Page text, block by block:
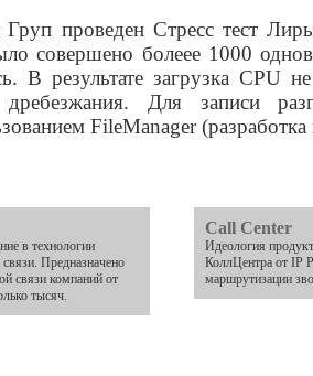
проведен Стресс тест
совершено болеее 1000
В результате загрузка CPU
Для записи
FileManager
в технологии
Предназначено
связи компаний от
тысяч.
Call Center
Идеология
КоллЦентра от IP
маршрутизации